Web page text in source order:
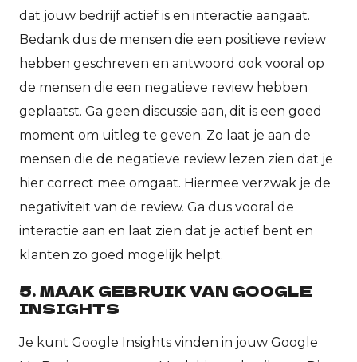
dat jouw bedrijf actief is en interactie aangaat.
Bedank dus de mensen die een positieve review
hebben geschreven en antwoord ook vooral op
de mensen die een negatieve review hebben
geplaatst. Ga geen discussie aan, dit is een goed
moment om uitleg te geven. Zo laat je aan de
mensen die de negatieve review lezen zien dat je
hier correct mee omgaat. Hiermee verzwak je de
negativiteit van de review. Ga dus vooral de
interactie aan en laat zien dat je actief bent en
klanten zo goed mogelijk helpt.
5. MAAK GEBRUIK VAN GOOGLE
INSIGHTS
Je kunt Google Insights vinden in jouw Google